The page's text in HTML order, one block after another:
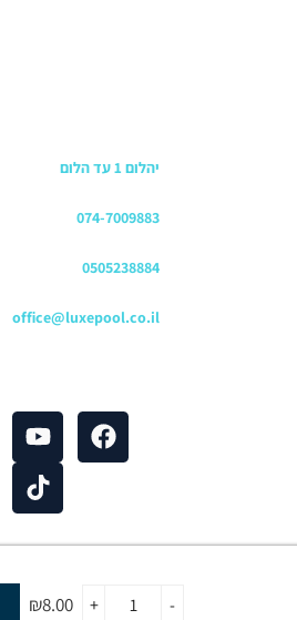
יהלום 1 עד הלום
074-7009883
0505238884
office@luxepool.co.il
-
+
₪8.00